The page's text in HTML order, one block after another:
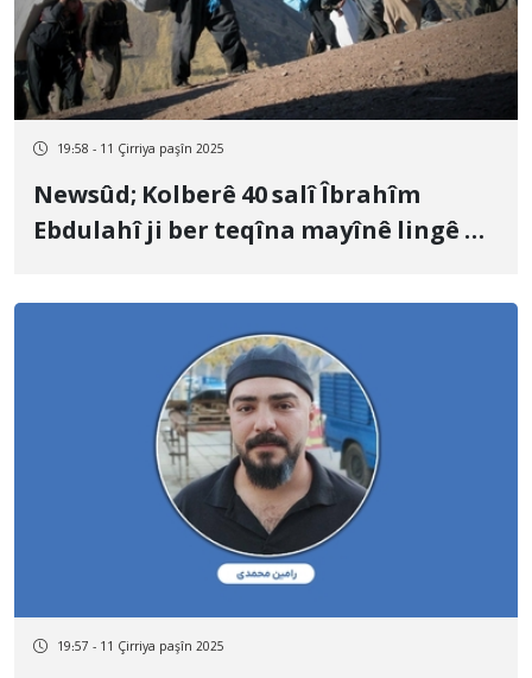
19:58 - 11 Çirriya paşîn 2025
Newsûd; Kolberê 40 salî Îbrahîm
Ebdulahî ji ber teqîna mayînê lingê wî
19:57 - 11 Çirriya paşîn 2025